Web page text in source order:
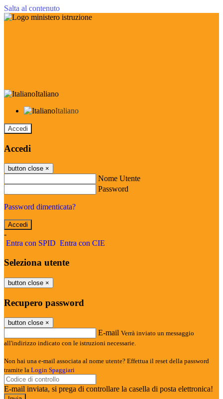
Salta al contenuto
Italiano
Italiano
Accedi
Accedi
button close ×
Nome Utente
Password
Password dimenticata?
-
Entra con SPID Entra con CIE
Seleziona utente
button close ×
Recupero password
button close ×
E-mail Verrà inviato un messaggio
all'indirizzo indicato con le istruzioni necessarie.
Non hai una e-mail associata al nome utente? Effettua il reset della password
tramite la Login Spaggiari
E-mail inviata, si prega di controllare la casella di posta elettronica!